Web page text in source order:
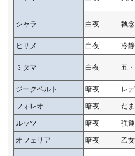
シャラ 白夜 執念
ヒサメ 白夜 冷
ミタマ 白夜 五
ジークベルト 暗夜 レ
フォレオ 暗夜 だ
ルッツ 暗夜 強
オフェリア 暗夜 乙